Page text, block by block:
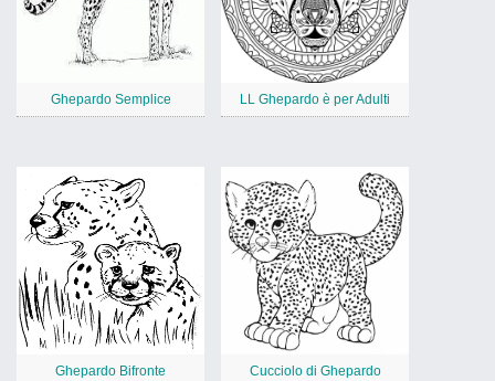
Ghepardo Semplice LL Ghepardo è per Adulti
Ghepardo Bifronte Cucciolo di Ghepardo